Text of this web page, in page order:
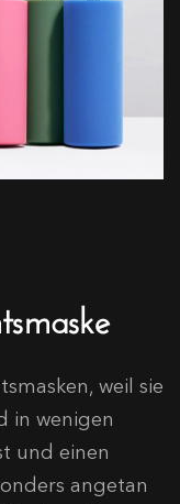
weil sie
in wenigen
und einen
angetan